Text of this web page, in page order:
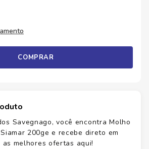
COMPRAR
Savegnago, você encontra Molho
200ge e recebe direto em
as melhores ofertas aqui!